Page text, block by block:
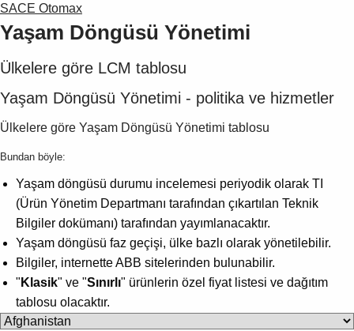
SACE Otomax
Yaşam Döngüsü Yönetimi
Ülkelere göre LCM tablosu
Yaşam Döngüsü Yönetimi - politika ve hizmetler
Ülkelere göre Yaşam Döngüsü Yönetimi tablosu
Bundan böyle:
Yaşam döngüsü durumu incelemesi periyodik olarak TI
(Ürün Yönetim Departmanı tarafından çıkartılan Teknik
Bilgiler dokümanı) tarafından yayımlanacaktır.
Yaşam döngüsü faz geçişi, ülke bazlı olarak yönetilebilir.
Bilgiler, internette ABB sitelerinden bulunabilir.
" Klasik" ve "Sınırlı" ürünlerin özel fiyat listesi ve dağıtım
tablosu olacaktır.